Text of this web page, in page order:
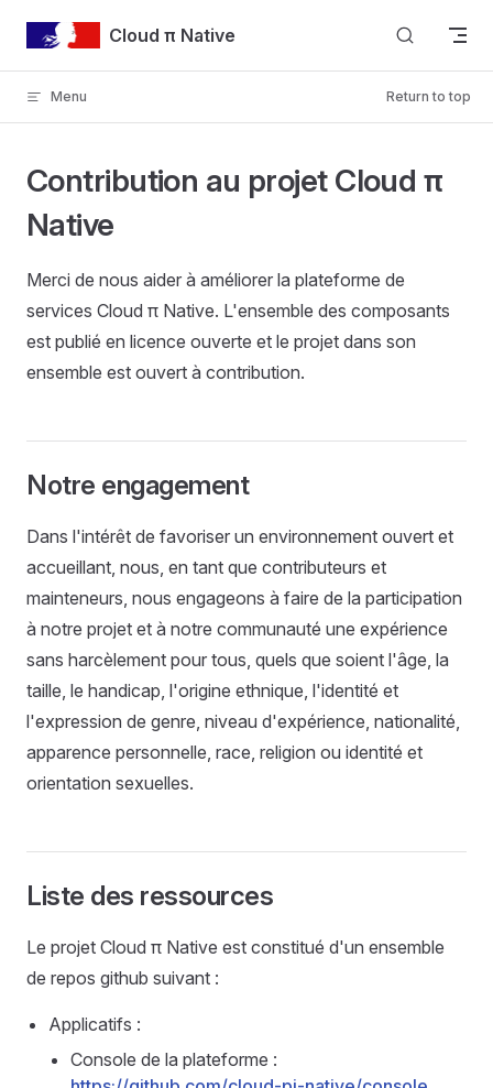
Skip to contentCloud π Native
Menu Return to top
Contribution au projet Cloud π
Native
Merci de nous aider à améliorer la plateforme de
services Cloud π Native. L'ensemble des composants
est publié en licence ouverte et le projet dans son
ensemble est ouvert à contribution.
Notre engagement
Dans l'intérêt de favoriser un environnement ouvert et
accueillant, nous, en tant que contributeurs et
mainteneurs, nous engageons à faire de la participation
à notre projet et à notre communauté une expérience
sans harcèlement pour tous, quels que soient l'âge, la
taille, le handicap, l'origine ethnique, l'identité et
l'expression de genre, niveau d'expérience, nationalité,
apparence personnelle, race, religion ou identité et
orientation sexuelles.
Liste des ressources
Le projet Cloud π Native est constitué d'un ensemble
de repos github suivant :
Applicatifs :
Console de la plateforme :